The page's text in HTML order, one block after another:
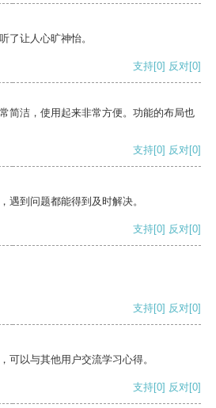
了让人心旷神怡。
支持[0] 反对[0]
简洁，使用起来非常方便。功能的布局也
支持[0] 反对[0]
遇到问题都能得到及时解决。
支持[0] 反对[0]
支持[0] 反对[0]
可以与其他用户交流学习心得。
支持[0] 反对[0]